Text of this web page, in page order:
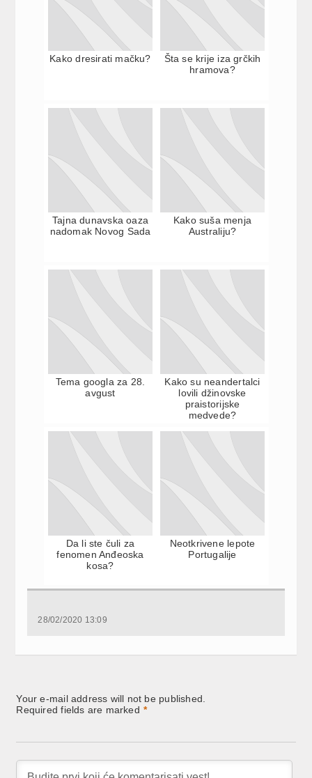
Kako dresirati mačku?
Šta se krije iza grčkih
hramova?
Tajna dunavska oaza
nadomak Novog Sada
Kako suša menja
Australiju?
Tema googla za 28.
avgust
Kako su neandertalci
lovili džinovske
praistorijske
medvede?
Da li ste čuli za
fenomen Anđeoska
kosa?
Neotkrivene lepote
Portugalije
28/02/2020 13:09
Your e-mail address will not be published.
Required fields are marked *